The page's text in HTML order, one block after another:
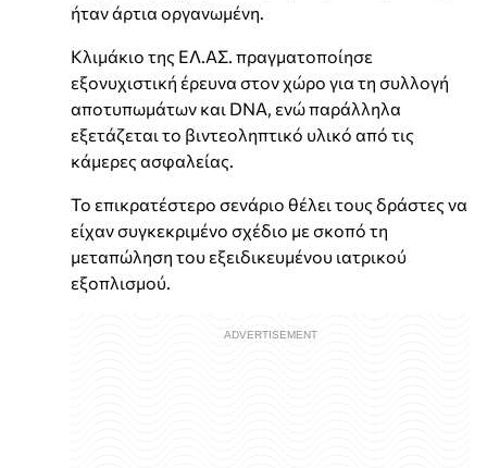
ήταν άρτια οργανωμένη.
Κλιμάκιο της ΕΛ.ΑΣ. πραγματοποίησε
εξονυχιστική έρευνα στον χώρο για τη συλλογή
αποτυπωμάτων και DNA, ενώ παράλληλα
εξετάζεται το βιντεοληπτικό υλικό από τις
κάμερες ασφαλείας.
Το επικρατέστερο σενάριο θέλει τους δράστες να
είχαν συγκεκριμένο σχέδιο με σκοπό τη
μεταπώληση του εξειδικευμένου ιατρικού
εξοπλισμού.